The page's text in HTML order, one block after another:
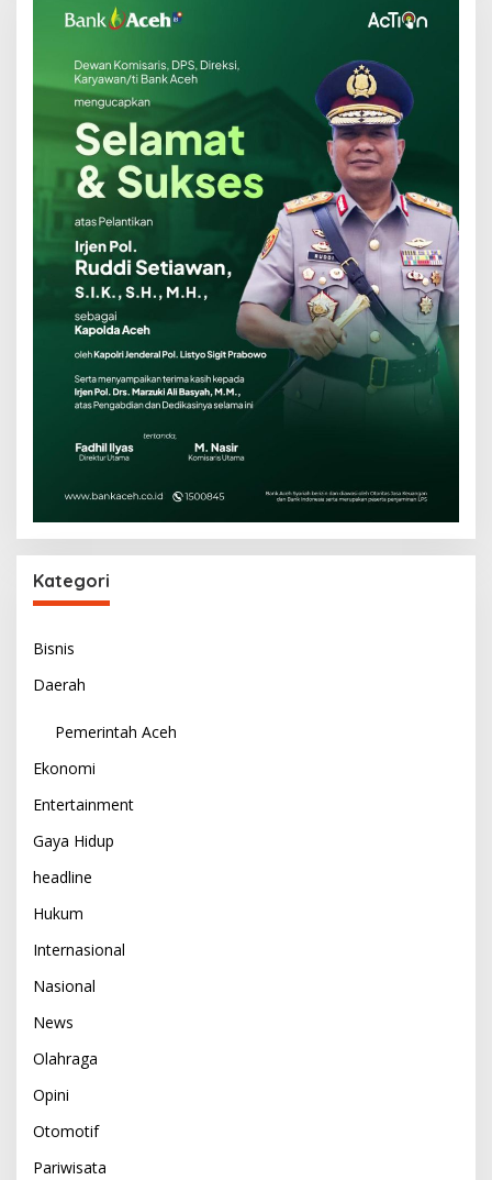
Kategori
Bisnis
Daerah
Pemerintah Aceh
Ekonomi
Entertainment
Gaya Hidup
headline
Hukum
Internasional
Nasional
News
Olahraga
Opini
Otomotif
Pariwisata